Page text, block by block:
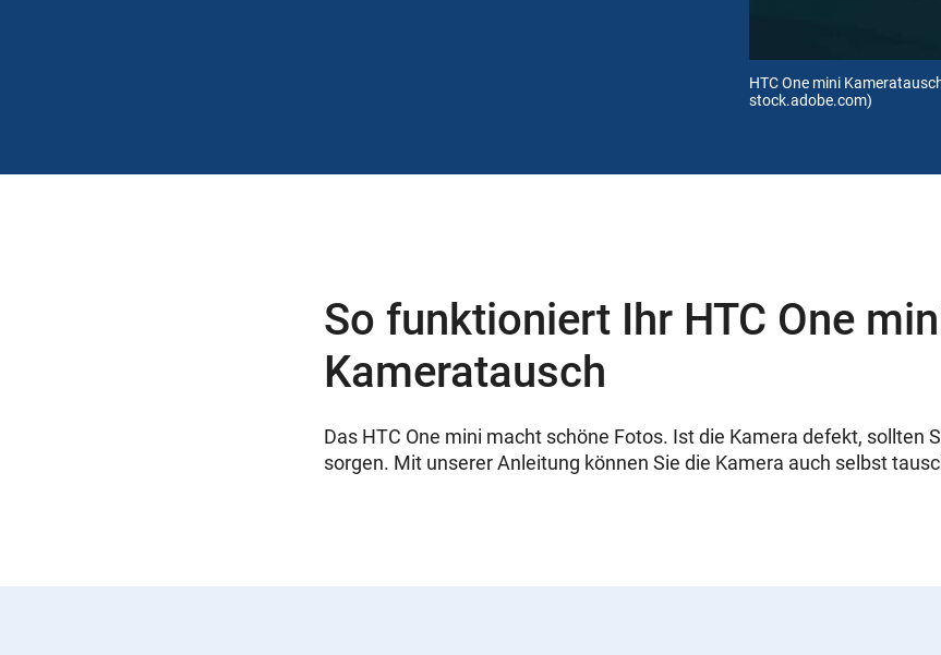
HTC One mini
stock.adobe.com)
So funktioniert Ihr HTC One
Kameratausch
Das HTC One mini macht schöne Fotos. Ist die Kamera defekt, sollten
sorgen. Mit unserer Anleitung können Sie die Kamera auch selbst